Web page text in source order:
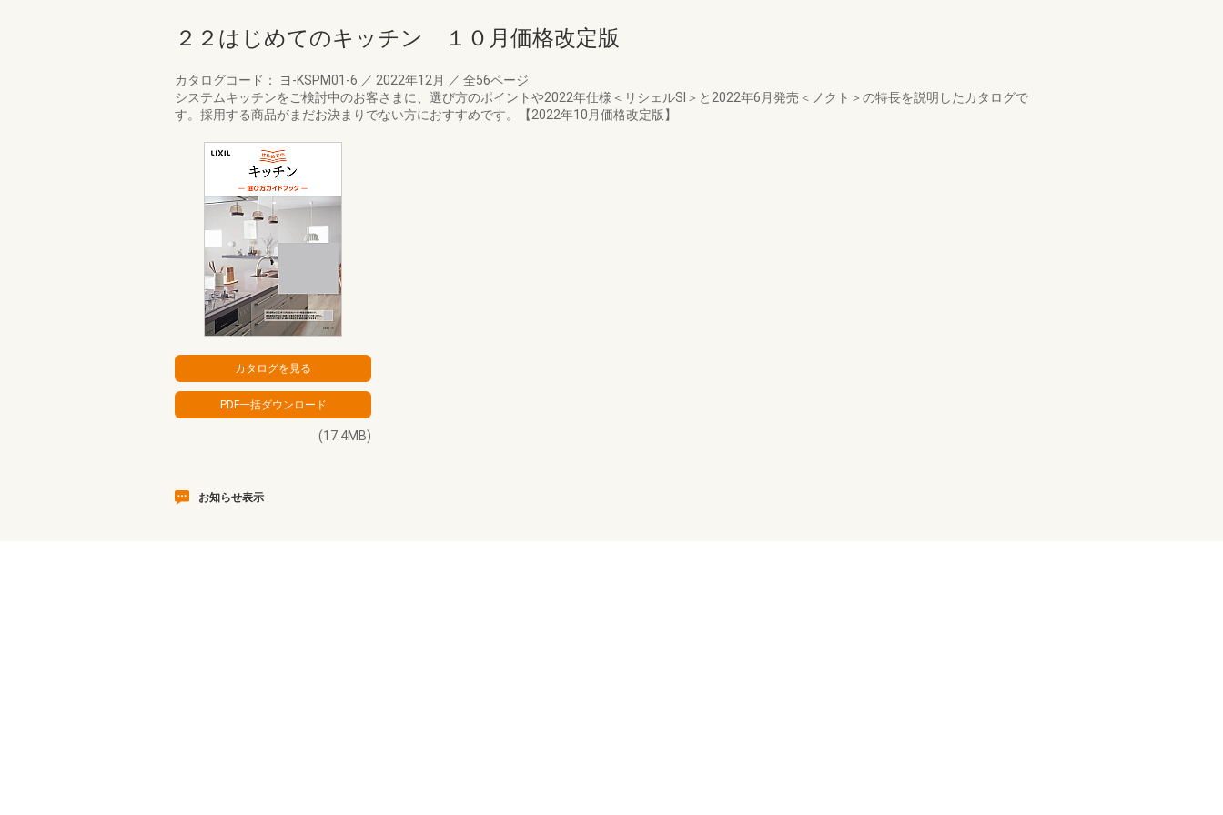
２２はじめてのキッチン １０月価格改定版
カタログコード： ヨ-KSPM01-6 ／ 2022年12月 ／ 全56ページ
システムキッチンをご検討中のお客さまに、選び方のポイントや2022年仕様＜リシェルSI＞と2022年6月発売＜ノクト＞の特長を説明したカタログで
す。採用する商品がまだお決まりでない方におすすめです。【2022年10月価格改定版】
(17.4MB)
お知らせ表示